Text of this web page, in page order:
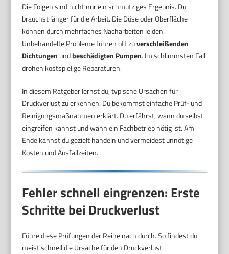
Die Folgen sind nicht nur ein schmutziges Ergebnis. Du
brauchst länger für die Arbeit. Die Düse oder Oberfläche
können durch mehrfaches Nacharbeiten leiden.
Unbehandelte Probleme führen oft zuverschleißenden
Dichtungen undbeschädigten Pumpen. Im schlimmsten Fall
drohen kostspielige Reparaturen.
In diesem Ratgeber lernst du, typische Ursachen für
Druckverlust zu erkennen. Du bekommst einfache Prüf- und
Reinigungsmaßnahmen erklärt. Du erfährst, wann du selbst
eingreifen kannst und wann ein Fachbetrieb nötig ist. Am
Ende kannst du gezielt handeln und vermeidest unnötige
Kosten und Ausfallzeiten.
Fehler schnell eingrenzen: Erste
Schritte bei Druckverlust
Führe diese Prüfungen der Reihe nach durch. So findest du
meist schnell die Ursache für den Druckverlust.